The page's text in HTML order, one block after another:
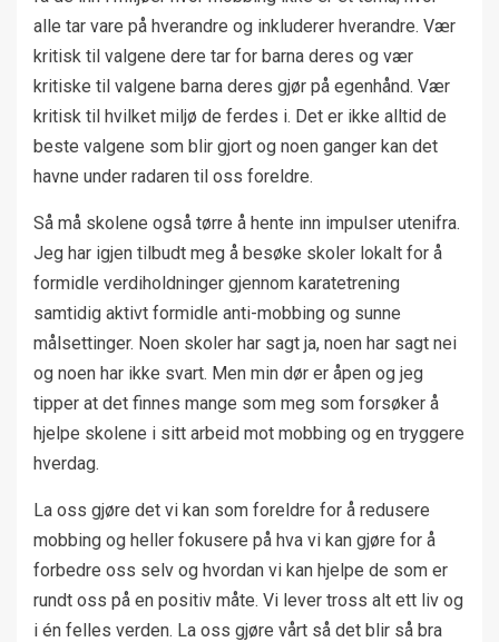
alle tar vare på hverandre og inkluderer hverandre. Vær
kritisk til valgene dere tar for barna deres og vær
kritiske til valgene barna deres gjør på egenhånd. Vær
kritisk til hvilket miljø de ferdes i. Det er ikke alltid de
beste valgene som blir gjort og noen ganger kan det
havne under radaren til oss foreldre.
Så må skolene også tørre å hente inn impulser utenifra.
Jeg har igjen tilbudt meg å besøke skoler lokalt for å
formidle verdiholdninger gjennom karatetrening
samtidig aktivt formidle anti-mobbing og sunne
målsettinger. Noen skoler har sagt ja, noen har sagt nei
og noen har ikke svart. Men min dør er åpen og jeg
tipper at det finnes mange som meg som forsøker å
hjelpe skolene i sitt arbeid mot mobbing og en tryggere
hverdag.
La oss gjøre det vi kan som foreldre for å redusere
mobbing og heller fokusere på hva vi kan gjøre for å
forbedre oss selv og hvordan vi kan hjelpe de som er
rundt oss på en positiv måte. Vi lever tross alt ett liv og
i én felles verden. La oss gjøre vårt så det blir så bra